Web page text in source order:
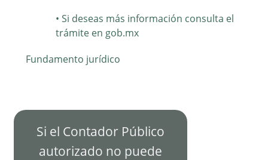
Si deseas más información consulta el
trámite en gob.mx
Fundamento jurídico
Si el Contador Público
autorizado no puede